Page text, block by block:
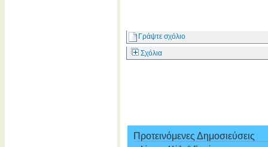
Γράψτε σχόλιο
Σχόλια
Προτεινόμενες Δημοσιεύσεις